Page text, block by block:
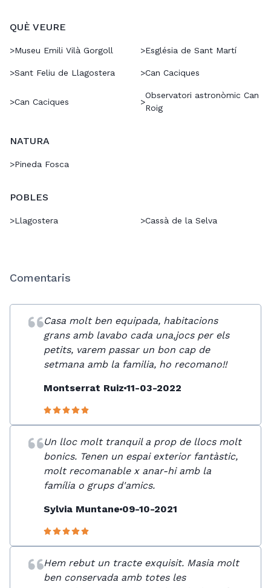
QUÈ VEURE
>Museu Emili Vilà Gorgoll >Església de Sant Martí
>Sant Feliu de Llagostera >Can Caciques
>Can Caciques >
Observatori astronòmic Can
Roig
NATURA
>Pineda Fosca
POBLES
>Llagostera >Cassà de la Selva
Comentaris
Casa molt ben equipada, habitacions
grans amb lavabo cada una,jocs per els
petits, varem passar un bon cap de
setmana amb la familia, ho recomano!!
Montserrat Ruiz 11-03-2022
Un lloc molt tranquil a prop de llocs molt
bonics. Tenen un espai exterior fantàstic,
molt recomanable x anar-hi amb la
família o grups d'amics.
Sylvia Muntane 09-10-2021
Hem rebut un tracte exquisit. Masia molt
ben conservada amb totes les